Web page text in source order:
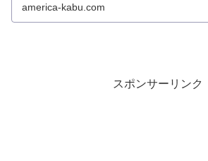
america-kabu.com
スポンサーリンク